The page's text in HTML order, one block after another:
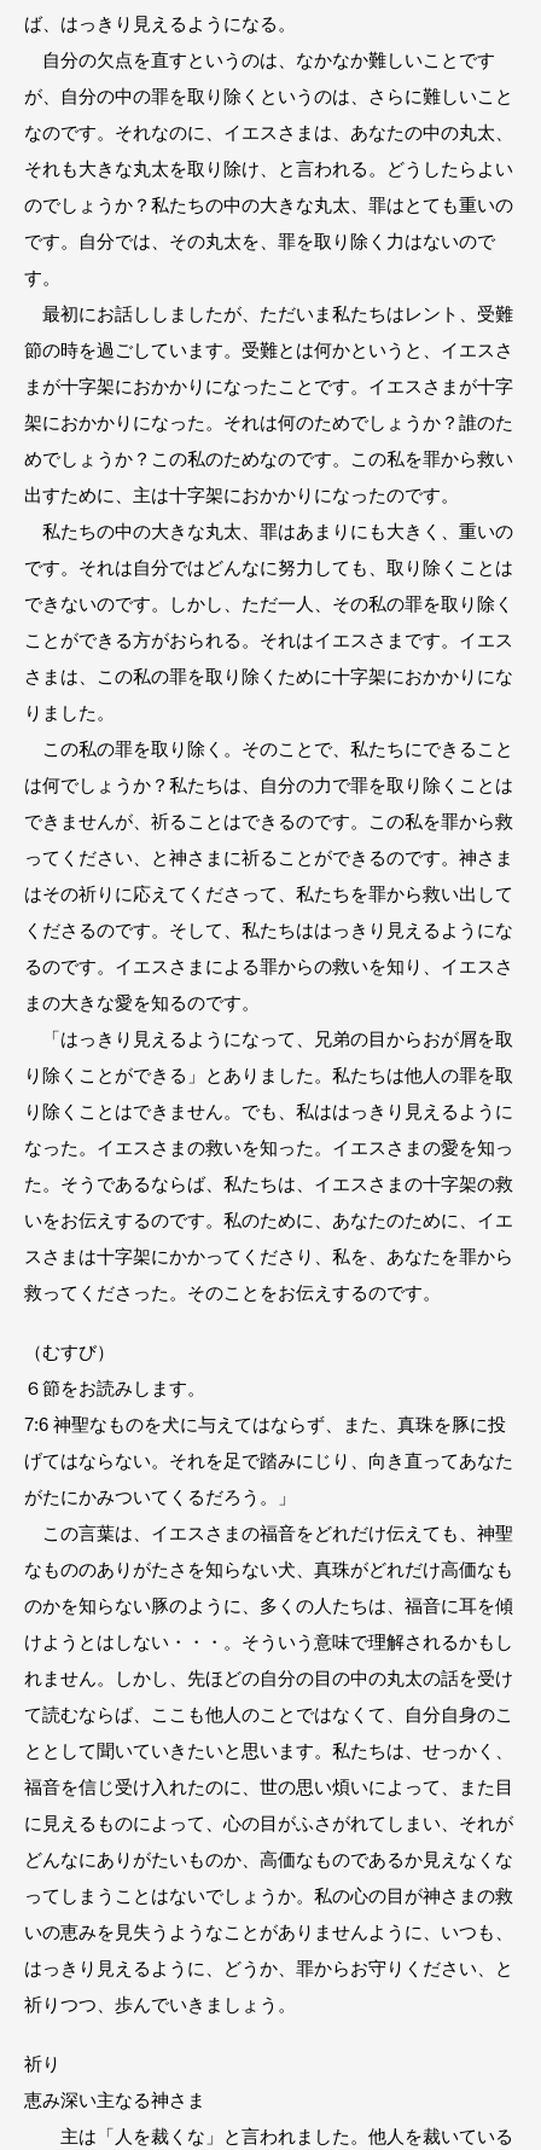
ば、はっきり見えるようになる。
自分の欠点を直すというのは、なかなか難しいことです
が、自分の中の罪を取り除くというのは、さらに難しいこと
なのです。それなのに、イエスさまは、あなたの中の丸太、
それも大きな丸太を取り除け、と言われる。どうしたらよい
のでしょうか？私たちの中の大きな丸太、罪はとても重いの
です。自分では、その丸太を、罪を取り除く力はないので
す。
最初にお話ししましたが、ただいま私たちはレント、受難
節の時を過ごしています。受難とは何かというと、イエスさ
まが十字架におかかりになったことです。イエスさまが十字
架におかかりになった。それは何のためでしょうか？誰のた
めでしょうか？この私のためなのです。この私を罪から救い
出すために、主は十字架におかかりになったのです。
私たちの中の大きな丸太、罪はあまりにも大きく、重いの
です。それは自分ではどんなに努力しても、取り除くことは
できないのです。しかし、ただ一人、その私の罪を取り除く
ことができる方がおられる。それはイエスさまです。イエス
さまは、この私の罪を取り除くために十字架におかかりにな
りました。
この私の罪を取り除く。そのことで、私たちにできること
は何でしょうか？私たちは、自分の力で罪を取り除くことは
できませんが、祈ることはできるのです。この私を罪から救
ってください、と神さまに祈ることができるのです。神さま
はその祈りに応えてくださって、私たちを罪から救い出して
くださるのです。そして、私たちははっきり見えるようにな
るのです。イエスさまによる罪からの救いを知り、イエスさ
まの大きな愛を知るのです。
「はっきり見えるようになって、兄弟の目からおが屑を取
り除くことができる」とありました。私たちは他人の罪を取
り除くことはできません。でも、私ははっきり見えるように
なった。イエスさまの救いを知った。イエスさまの愛を知っ
た。そうであるならば、私たちは、イエスさまの十字架の救
いをお伝えするのです。私のために、あなたのために、イエ
スさまは十字架にかかってくださり、私を、あなたを罪から
救ってくださった。そのことをお伝えするのです。
（むすび）
６節をお読みします。
7:6 神聖なものを犬に与えてはならず、また、真珠を豚に投
げてはならない。それを足で踏みにじり、向き直ってあなた
がたにかみついてくるだろう。」
この言葉は、イエスさまの福音をどれだけ伝えても、神聖
なもののありがたさを知らない犬、真珠がどれだけ高価なも
のかを知らない豚のように、多くの人たちは、福音に耳を傾
けようとはしない・・・。そういう意味で理解されるかもし
れません。しかし、先ほどの自分の目の中の丸太の話を受け
て読むならば、ここも他人のことではなくて、自分自身のこ
ととして聞いていきたいと思います。私たちは、せっかく、
福音を信じ受け入れたのに、世の思い煩いによって、また目
に見えるものによって、心の目がふさがれてしまい、それが
どんなにありがたいものか、高価なものであるか見えなくな
ってしまうことはないでしょうか。私の心の目が神さまの救
いの恵みを見失うようなことがありませんように、いつも、
はっきり見えるように、どうか、罪からお守りください、と
祈りつつ、歩んでいきましょう。
祈り
恵み深い主なる神さま
主は「人を裁くな」と言われました。他人を裁いている